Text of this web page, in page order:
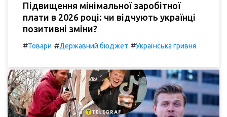
Підвищення мінімальної заробітної
плати в 2026 році: чи відчують українці
позитивні зміни?
#Товари #Державний бюджет #Українська гривня